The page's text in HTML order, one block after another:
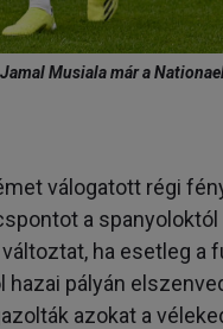
Musiala már a
válogatott régi
a
ha esetleg a
hazai pályán
azokat a